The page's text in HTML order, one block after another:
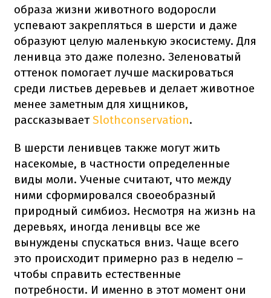
образа жизни животного водоросли
успевают закрепляться в шерсти и даже
образуют целую маленькую экосистему. Для
ленивца это даже полезно. Зеленоватый
оттенок помогает лучше маскироваться
среди листьев деревьев и делает животное
менее заметным для хищников,
рассказываетSlothconservation.
В шерсти ленивцев также могут жить
насекомые, в частности определенные
виды моли. Ученые считают, что между
ними сформировался своеобразный
природный симбиоз. Несмотря на жизнь на
деревьях, иногда ленивцы все же
вынуждены спускаться вниз. Чаще всего
это происходит примерно раз в неделю –
чтобы справить естественные
потребности. И именно в этот момент они